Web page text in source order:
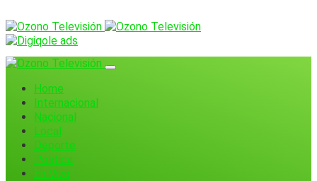
Home
Internacional
Nacional
Local
Deporte
Política
En Vivo